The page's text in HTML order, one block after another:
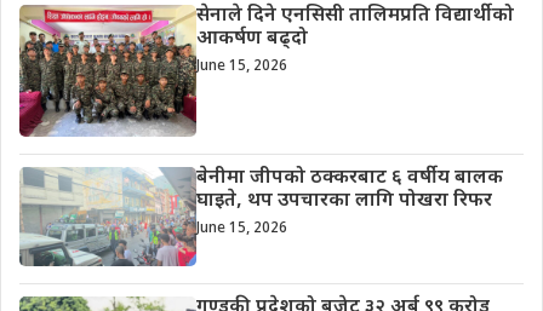
सेनाले दिने एनसिसी तालिमप्रति विद्यार्थीको
आकर्षण बढ्दो
June 15, 2026
बेनीमा जीपको ठक्करबाट ६ वर्षीय बालक
घाइते, थप उपचारका लागि पोखरा रिफर
June 15, 2026